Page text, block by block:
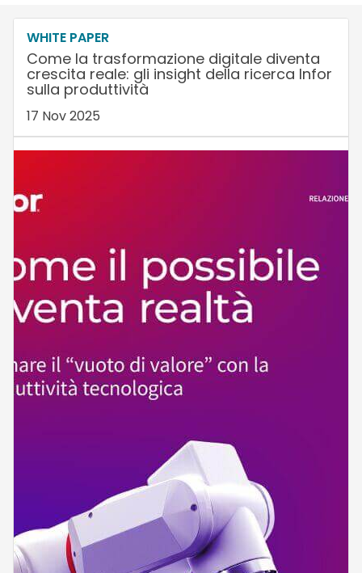
WHITE PAPER
Come la trasformazione digitale diventa
crescita reale: gli insight della ricerca Infor
sulla produttività
17 Nov 2025